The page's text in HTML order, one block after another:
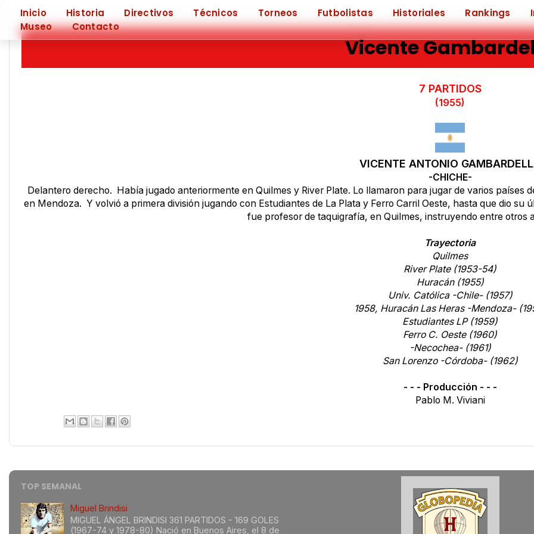
Inicio Historia Directivos Técnicos Torneos Futbolistas Historiales Rankings
Museo
Contacto
❮
Vicente
7 PARTIDOS
(1955)
VICENTE ANTONIO
-CHICHE-
Delantero derecho. Había jugado anteriormente en Quilmes y River Plate. Lo llamaron para jugar de varios
en Mendoza. Y volvió a primera división jugando con Estudiantes de La Plata y Ferro Carril Oeste, hasta que dio
fue profesor de taquigrafía, en Quilmes, instruyendo entre otros
Trayectoria
Quilmes
River Plate (1953-54)
Huracán (1955)
Univ. Católica -Chile- (1957)
1958, Huracán Las Heras -Mendoza-
Estudiantes LP (1959)
Ferro C. Oeste (1960)
-Necochea- (1961)
San Lorenzo -Córdoba- (1962)
- - - Producción - - -
Pablo M. Viviani
TOP SEMANAL
Miguel Brindisi
MIGUEL ÁNGEL BRINDISI 361 PARTIDOS - 169 GOLES
(1967-74 y 1978-80) Nació en Buenos Aires, el 8 de